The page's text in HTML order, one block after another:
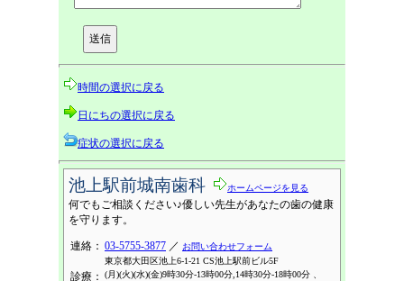
時間の選択に戻る
日にちの選択に戻る
症状の選択に戻る
池上駅前城南歯科 ホームページを見る
何でもご相談ください♪優しい先生があなたの歯の健康
を守ります。
連絡： 03-5755-3877 ／ お問い合わせフォーム
東京都大田区池上6-1-21 CS池上駅前ビル5F
診療： (月)(火)(水)(金)9時30分-13時00分,14時30分-18時00分 、